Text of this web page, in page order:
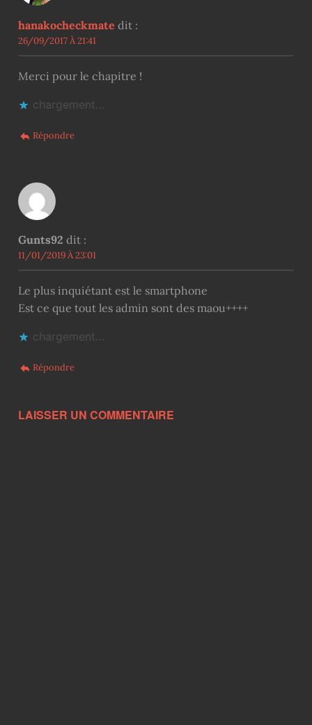
hanakocheckmate dit :
26/09/2017 À 21:41
Merci pour le chapitre !
chargement…
Répondre
Gunts92 dit :
11/01/2019 À 23:01
Le plus inquiétant est le smartphone
Est ce que tout les admin sont des maou++++
chargement…
Répondre
LAISSER UN COMMENTAIRE